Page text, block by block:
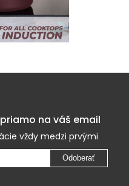
na váš email
vždy medzi prvými
Odoberať